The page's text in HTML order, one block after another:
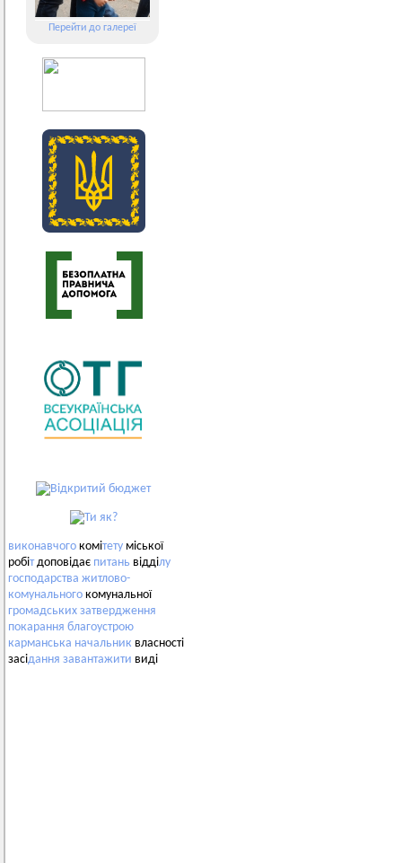
Перейти до галереї
виконавчого комітету міської
робітдоповідає питань відділу
господарства житлово-
комунального комунальної
громадських затвердження
покарання благоустрою
карманська начальник власності
засідання завантажити виді